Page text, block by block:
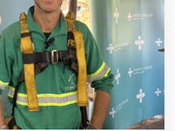
por cerca de 2% a 3% de
no país, com estimativa de
por ano no Brasil. A doença é
especialmente a partir dos 50
como tabagismo,
histórico familiar e doença
justamente o fato de o tumor